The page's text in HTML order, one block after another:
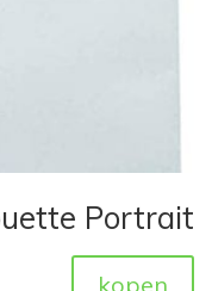
Portrait
kopen